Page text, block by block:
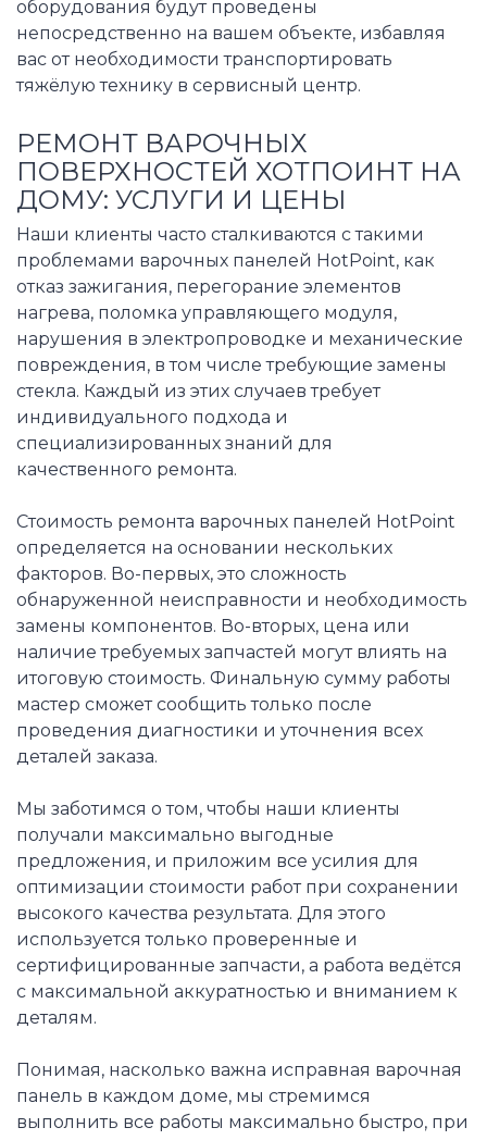
оборудования будут проведены
непосредственно на вашем объекте, избавляя
вас от необходимости транспортировать
тяжёлую технику в сервисный центр.
РЕМОНТ ВАРОЧНЫХ
ПОВЕРХНОСТЕЙ ХОТПОИНТ НА
ДОМУ: УСЛУГИ И ЦЕНЫ
Наши клиенты часто сталкиваются с такими
проблемами варочных панелей HotPoint, как
отказ зажигания, перегорание элементов
нагрева, поломка управляющего модуля,
нарушения в электропроводке и механические
повреждения, в том числе требующие замены
стекла. Каждый из этих случаев требует
индивидуального подхода и
специализированных знаний для
качественного ремонта.
Стоимость ремонта варочных панелей HotPoint
определяется на основании нескольких
факторов. Во-первых, это сложность
обнаруженной неисправности и необходимость
замены компонентов. Во-вторых, цена или
наличие требуемых запчастей могут влиять на
итоговую стоимость. Финальную сумму работы
мастер сможет сообщить только после
проведения диагностики и уточнения всех
деталей заказа.
Мы заботимся о том, чтобы наши клиенты
получали максимально выгодные
предложения, и приложим все усилия для
оптимизации стоимости работ при сохранении
высокого качества результата. Для этого
используется только проверенные и
сертифицированные запчасти, а работа ведётся
с максимальной аккуратностью и вниманием к
деталям.
Понимая, насколько важна исправная варочная
панель в каждом доме, мы стремимся
выполнить все работы максимально быстро, при